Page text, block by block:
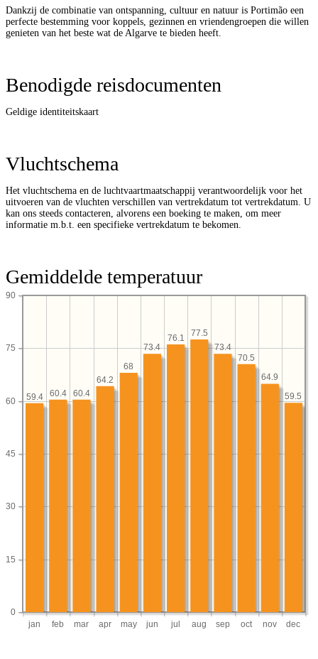
Dankzij de combinatie van ontspanning, cultuur en natuur is Portimão een
perfecte bestemming voor koppels, gezinnen en vriendengroepen die willen
genieten van het beste wat de Algarve te bieden heeft.
Benodigde reisdocumenten
Geldige identiteitskaart
Vluchtschema
Het vluchtschema en de luchtvaartmaatschappij verantwoordelijk voor het
uitvoeren van de vluchten verschillen van vertrekdatum tot vertrekdatum. U
kan ons steeds contacteren, alvorens een boeking te maken, om meer
informatie m.b.t. een specifieke vertrekdatum te bekomen.
Gemiddelde temperatuur